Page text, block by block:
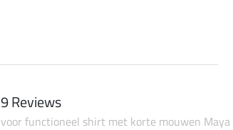
9 Reviews
voor functioneel shirt met korte mouwen Maya